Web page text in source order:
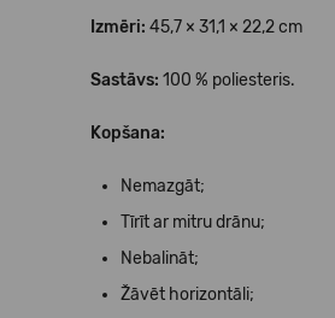
Izmēri: 45,7 × 31,1 × 22,2 cm
Sastāvs: 100 % poliesteris.
Kopšana:
Nemazgāt;
Tīrīt ar mitru drānu;
Nebalināt;
Žāvēt horizontāli;